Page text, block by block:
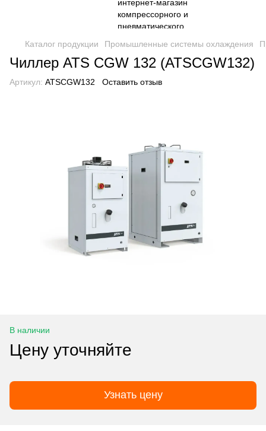
Каталог продукции Промышленные системы охлаждения
Чиллер ATS CGW 132 (ATSCGW132)
Артикул: ATSCGW132 Оставить отзыв
В наличии
Цену уточняйте
Узнать цену